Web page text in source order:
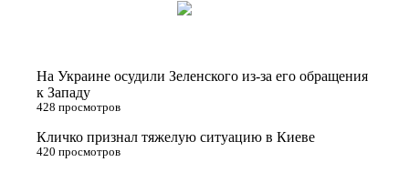
a
s
m
k
На Украине осудили Зеленского из-за его обращения
к Западу
428 просмотров
Кличко признал тяжелую ситуацию в Киеве
420 просмотров